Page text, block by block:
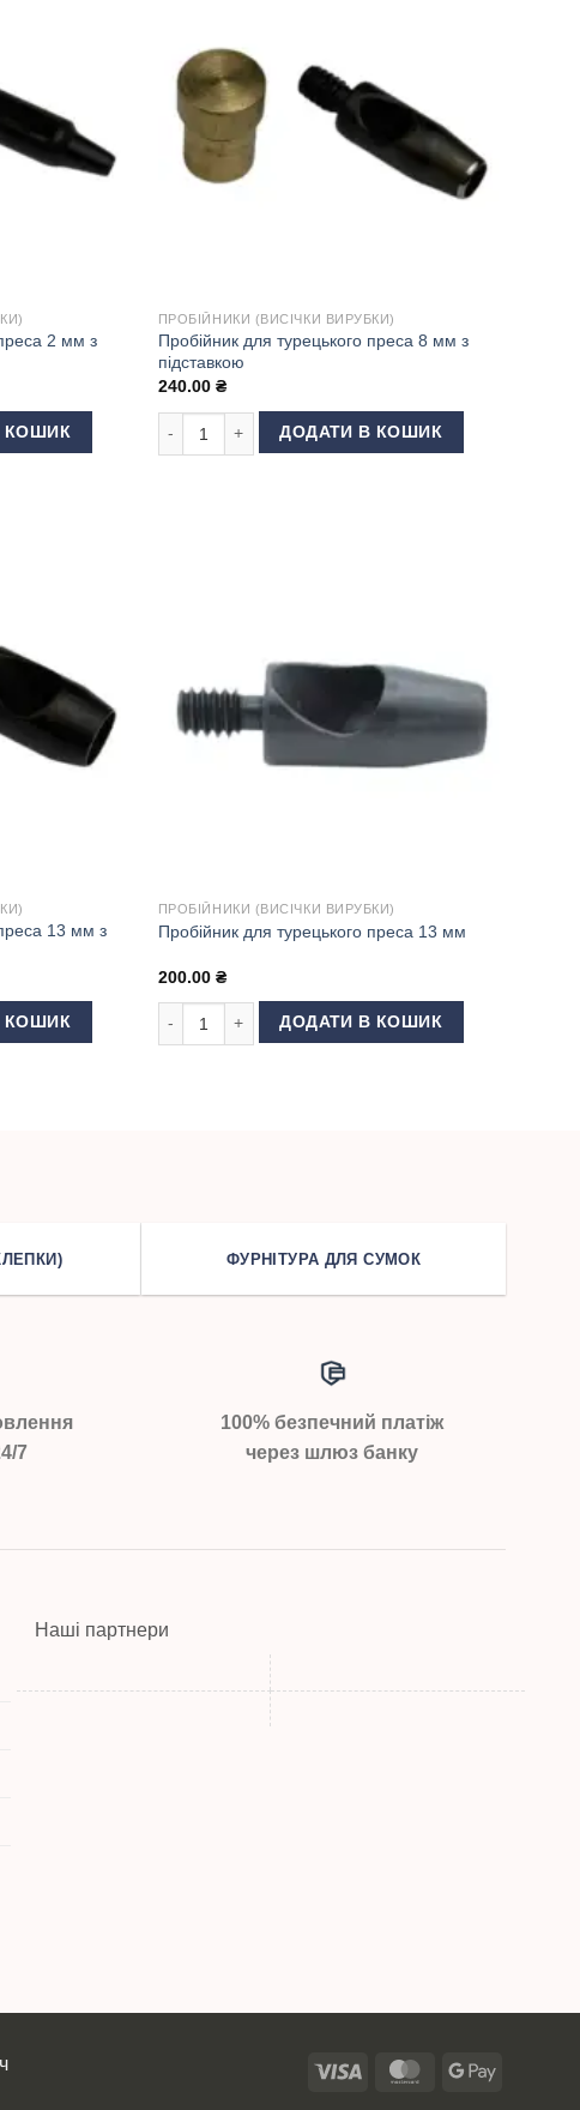
2 мм з
2 мм з підставкою кількість
КОШИК
ПРОБІЙНИКИ (ВИСІЧКИ ВИРУБКИ)
Пробійник для турецького преса 8 мм з
підставкою
240.00 ₴
Пробійник для турецького преса 8 мм з підставкою
ДОДАТИ В КОШИК
13 мм з
13 мм з підставкою кількість
КОШИК
ПРОБІЙНИКИ (ВИСІЧКИ ВИРУБКИ)
Пробійник для турецького преса 13 мм
200.00 ₴
Пробійник для турецького преса 13 мм кількість
ДОДАТИ В КОШИК
ФУРНІТУРА ДЛЯ СУМОК
7
100% безпечний платіж
через шлюз банку
Наші партнери